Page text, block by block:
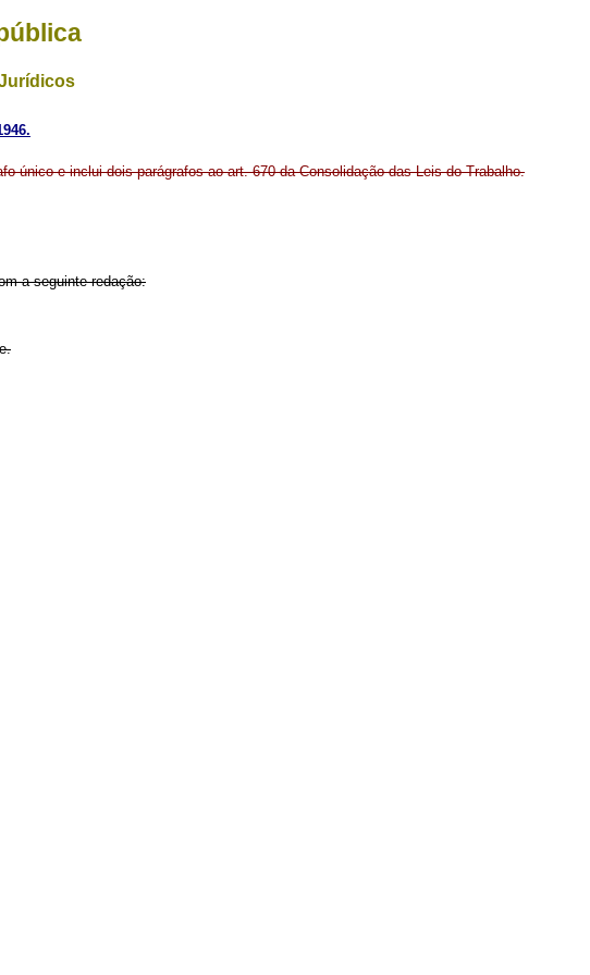
único e inclui dois parágrafos ao art. 670 da Consolidação das Leis do Trabalho.
a seguinte redação: